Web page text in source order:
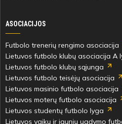
ASOCIACIJOS
Futbolo trenerių rengimo asociacija
Lietuvos futbolo klubų asociacija A
Lietuvos futbolo klubų sąjunga
Lietuvos futbolo teisėjų asociacija
Lietuvos masinio futbolo asociacija
Lietuvos moterų futbolo asociacija
Lietuvos studentų futbolo lyga
Lietuvos vaikų ir jaunių ugdymo